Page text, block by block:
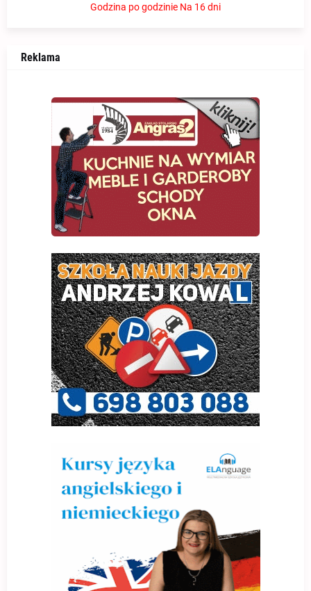
Godzina po godzinie Na 16 dni
Reklama